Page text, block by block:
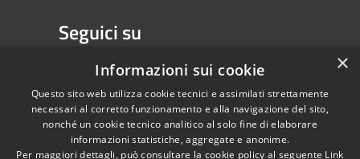
Seguici su
Facebook
RSS
Copyright © 2026 •
×
Informazioni sui cookie
Questo sito web utilizza cookie tecnici e assimilati strettamente
necessari al corretto funzionamento e alla navigazione del sito,
nonché un cookie tecnico analitico al solo fine di elaborare
informazioni statistiche, aggregate e anonime.
Per maggiori dettagli, può consultare la cookie policy al seguente Link